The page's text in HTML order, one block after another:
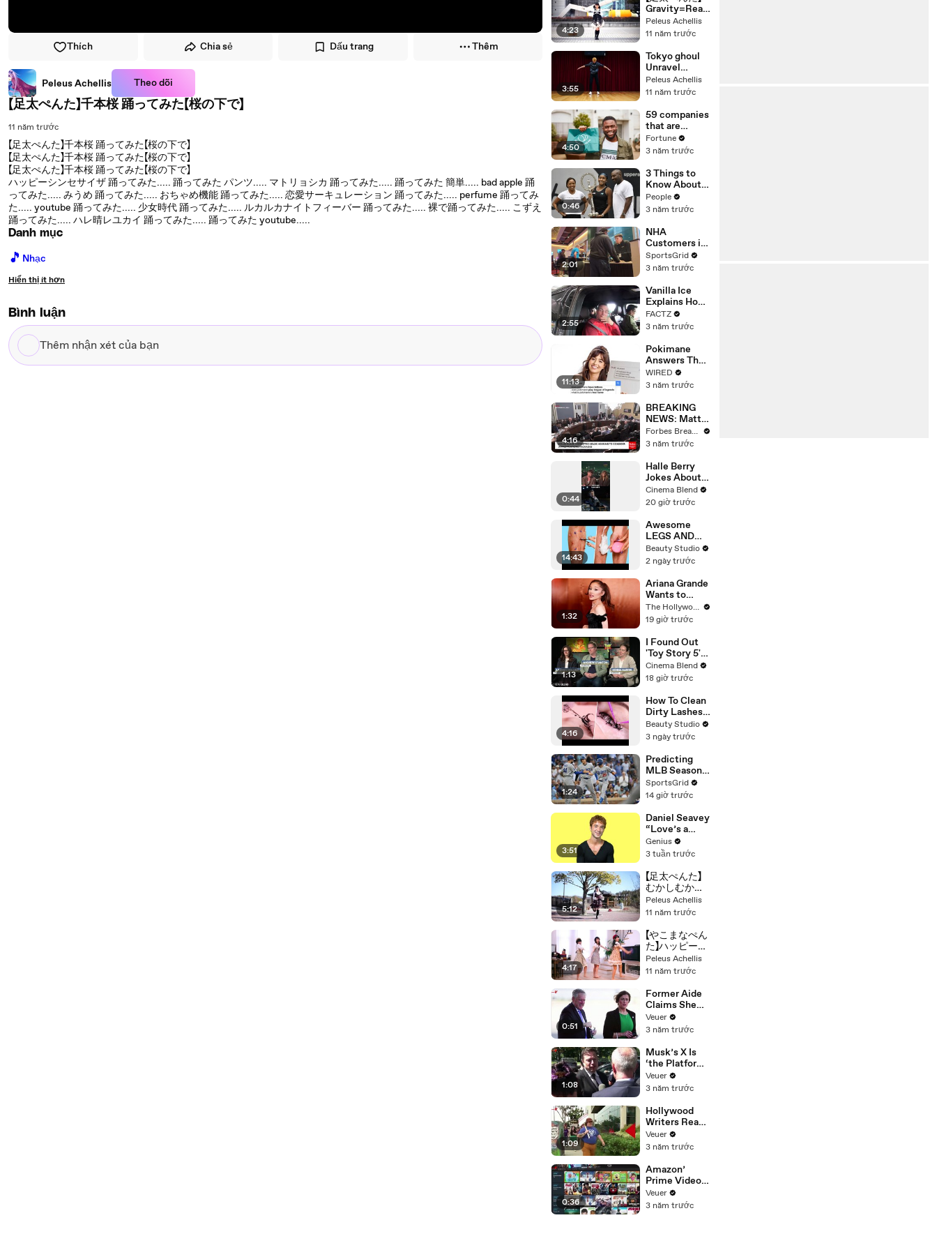
Thích Chia sẻ Dấu trang Thêm
Peleus Achellis Theo dõi
【足太ぺんた】千本桜 踊ってみた【桜の下で】
11 năm trước
【足太ぺんた】千本桜 踊ってみた【桜の下で】
【足太ぺんた】千本桜 踊ってみた【桜の下で】
【足太ぺんた】千本桜 踊ってみた【桜の下で】
ハッピーシンセサイザ 踊ってみた..... 踊ってみた パンツ..... マトリョシカ 踊ってみた..... 踊ってみた 簡単..... bad apple 踊
ってみた..... みうめ 踊ってみた..... おちゃめ機能 踊ってみた..... 恋愛サーキュレーション 踊ってみた..... perfume 踊ってみ
た..... youtube 踊ってみた..... 少女時代 踊ってみた..... ルカルカナイトフィーバー 踊ってみた..... 裸で踊ってみた..... こずえ
踊ってみた..... ハレ晴レユカイ 踊ってみた..... 踊ってみた youtube.....
Danh mục
🎵 Nhạc
Hiển thị ít hơn
Bình luận
Thêm
nhận
4:23
Gravity=Reali
ty 踊ってみた
【NGあり】
Peleus Achellis
11 năm trước
3:55
Tokyo ghoul
Unravel
Dance Cover
[Tokyo ghoul]
Peleus Achellis
11 năm trước
4:50
59 companies
that are
changing the
world: From
Chobani
Fortune
3 năm trước
0:46
3 Things to
Know About
Coco Gauff's
Parents
People
3 năm trước
2:01
NHA
Customers in
Limbo as
Company
Potential
Merger
SportsGrid
3 năm trước
2:55
Vanilla Ice
Explains How
the 90’s
Shaped
FACTZ
3 năm trước
11:13
Pokimane
Answers The
Web's Most
Searched
WIRED
3 năm trước
4:16
BREAKING
NEWS: Matt
Gaetz Tells
House
'I'm Not Going
To Vote For A
Continuing
Resolution'
Forbes Breaking News
3 năm trước
0:44
Halle Berry
Jokes About
Why Storm
Isn't Needed
Cinema Blend
20 giờ trước
14:43
Awesome
LEGS AND
FEET HACKS
You Need to
Beauty Studio
2 ngày trước
1:32
Ariana Grande
Wants to
"Clear the Air"
About
Break From
Public Eye |
THR News
Video
The Hollywood Reporter
19 giờ trước
1:13
I Found Out
'Toy Story 5'
Didn't Include
Woody At
What
Changed?
Cinema Blend
18 giờ trước
4:16
How To Clean
Dirty Lashes
Extensions
Beauty Studio
3 ngày trước
1:24
Predicting
MLB Season
Records:
Dodgers vs.
SportsGrid
14 giờ trước
3:51
Daniel Seavey
“Love’s a
Gun” Lyrics &
Meaning |
Verified
Genius
3 tuần trước
5:12
【足太ぺんた】
むかしむかし
のきょうのぼ
く 踊ってみた
Peleus Achellis
11 năm trước
4:17
【やこまなぺん
た】ハッピーラ
イフカーニバ
ル 踊ってみた
Peleus Achellis
11 năm trước
0:51
Former Aide
Claims She
Was Asked to
Make a ‘Hit
Trump
Veuer
3 năm trước
1:08
Musk’s X Is
‘the Platform
With the
Largest Ratio
Misinformatio
n or
Disinformatio
n’ Amongst
All Social
Media
Platforms
Veuer
3 năm trước
1:09
Hollywood
Writers Reach
‘Tentative
Agreement’
After 146 Day
Strike
Veuer
3 năm trước
0:36
Amazon’
Prime Video
Will Show
Commercials
Veuer
3 năm trước